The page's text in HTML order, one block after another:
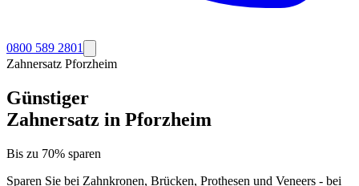
0800 589 2801
Zahnersatz Pforzheim
Günstiger
Zahnersatz in Pforzheim
Bis zu 70% sparen
Sparen Sie bei Zahnkronen, Brücken, Prothesen und Veneers - bei